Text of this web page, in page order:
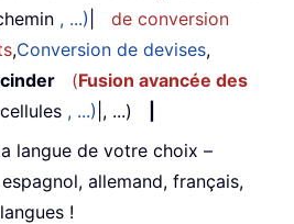
, ...)
de conversion
,Conversion de devises,
(Fusion avancée des
, ...) |, ...)
langue de votre choix –
allemand, français,
!